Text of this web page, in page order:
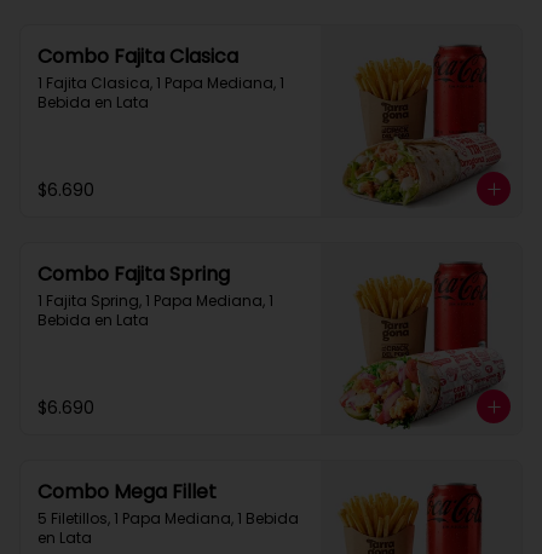
Combo Fajita Clasica
1 Fajita Clasica, 1 Papa Mediana, 1
Bebida en Lata
$6.690
Combo Fajita Spring
1 Fajita Spring, 1 Papa Mediana, 1
Bebida en Lata
$6.690
Combo Mega Fillet
5 Filetillos, 1 Papa Mediana, 1 Bebida
en Lata